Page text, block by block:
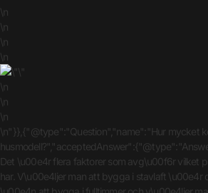
\n
\n
\n
\n
\n
\n
\n
\n"}},{"@type":"Question","name":"Hur mycket
Det \u00e4r flera faktorer som avg\u00f6r vilket
har. V\u00e4ljer man att bygga i stavlaft \u00e4r